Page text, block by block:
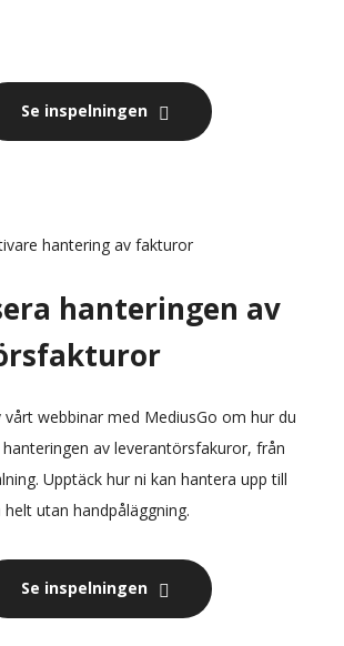
Se inspelningen
hanteringen av
vårt webbinar med MediusGo om hur du
av leverantörsfakuror, från
Upptäck hur ni kan hantera upp till
utan handpåläggning.
Se inspelningen